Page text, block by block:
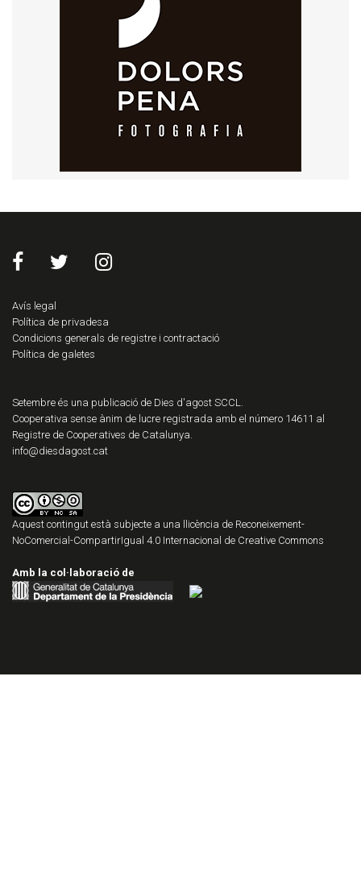
Avís legal
Política de privadesa
Condicions generals de registre i contractació
Política de galetes
Setembre és una publicació de Dies d'agost SCCL.
Cooperativa sense ànim de lucre registrada amb el número 14611 al
Registre de Cooperatives de Catalunya.
info@diesdagost.cat
Aquest contingut està subjecte a una llicència de Reconeixement-
NoComercial-CompartirIgual 4.0 Internacional de Creative Commons
Amb la col·laboració de